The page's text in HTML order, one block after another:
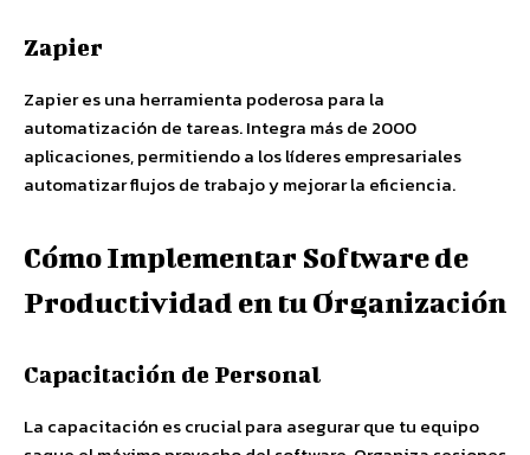
Zapier
Zapier es una herramienta poderosa para la
automatización de tareas. Integra más de 2000
aplicaciones, permitiendo a los líderes empresariales
automatizar flujos de trabajo y mejorar la eficiencia.
Cómo Implementar Software de
Productividad en tu Organización
Capacitación de Personal
La capacitación es crucial para asegurar que tu equipo